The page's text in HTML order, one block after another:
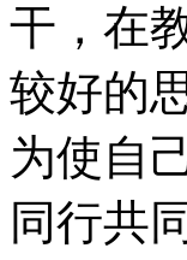
干，在
较好的
为使自
同行共